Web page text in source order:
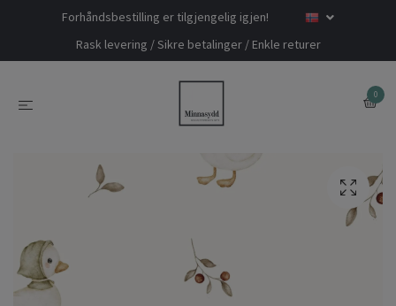
Forhåndsbestilling er tilgjengelig igjen!
Rask levering / Sikre betalinger / Enkle returer
0